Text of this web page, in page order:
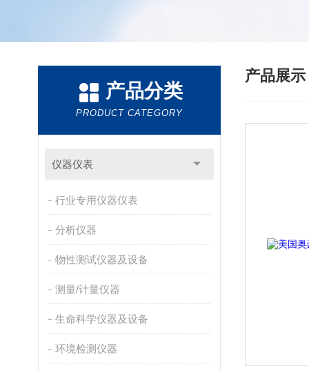
产品分类
PRODUCT CATEGORY
仪器仪表
行业专用仪器仪表
分析仪器
物性测试仪器及设备
测量/计量仪器
生命科学仪器及设备
环境检测仪器
产品展示